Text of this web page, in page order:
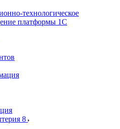
технологическое
платформы 1С
8